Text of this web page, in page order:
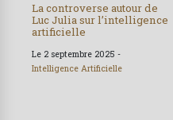
La controverse autour de
Luc Julia sur l’intelligence
artificielle
Le 2 septembre 2025 -
Intelligence Artificielle